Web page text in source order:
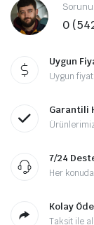
0
Uygun
Uygun
Garantili
7/24
Her
Kolay
Taksit ile